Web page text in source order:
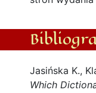
Jasińska K.,
Which